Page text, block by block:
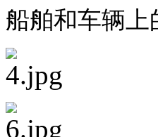
船舶和车辆